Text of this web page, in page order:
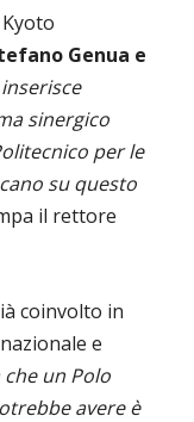
Genua e
sinergico
per le
su questo
il rettore
coinvolto in
e
un Polo
avere è